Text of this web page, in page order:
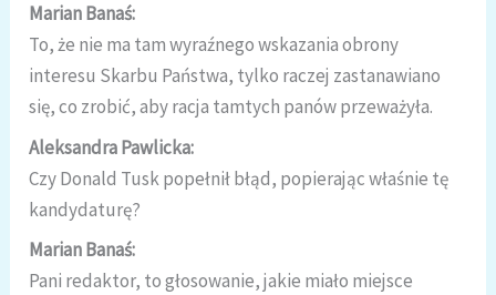
Marian Banaś:
To, że nie ma tam wyraźnego wskazania obrony
interesu Skarbu Państwa, tylko raczej zastanawiano
się, co zrobić, aby racja tamtych panów przeważyła.
Aleksandra Pawlicka:
Czy Donald Tusk popełnił błąd, popierając właśnie tę
kandydaturę?
Marian Banaś:
Pani redaktor, to głosowanie, jakie miało miejsce